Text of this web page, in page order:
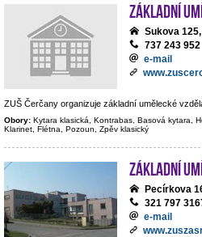
Základní
Sukova
737 243 952
e-mail
ZUŠ Čerčany organizuje základní umělecké
Obory: Kytara klasická, Kontrabas, Basová kytara,
Klarinet, Flétna, Pozoun, Zpěv klasický
Základní
Pecírkova
321 797
e-mail